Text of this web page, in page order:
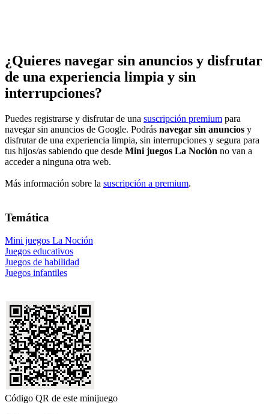
¿Quieres navegar sin anuncios y disfrutar
de una experiencia limpia y sin
interrupciones?
Puedes registrarse y disfrutar de una suscripción premium para
navegar sin anuncios de Google. Podrás navegar sin anuncios y
disfrutar de una experiencia limpia, sin interrupciones y segura para
tus hijos/as sabiendo que desde Mini juegos La Noción no van a
acceder a ninguna otra web.
Más información sobre la suscripción a premium.
Temática
Mini juegos La Noción
Juegos educativos
Juegos de habilidad
Juegos infantiles
Código QR de este minijuego